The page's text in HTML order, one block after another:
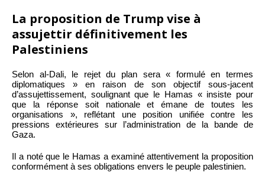
La proposition de Trump vise à
assujettir définitivement les
Palestiniens
Selon al-Dali, le rejet du plan sera « formulé en termes
diplomatiques » en raison de son objectif sous-jacent
d’assujettissement, soulignant que le Hamas « insiste pour
que la réponse soit nationale et émane de toutes les
organisations », reflétant une position unifiée contre les
pressions extérieures sur l’administration de la bande de
Gaza.
Il a noté que le Hamas a examiné attentivement la proposition
conformément à ses obligations envers le peuple palestinien.